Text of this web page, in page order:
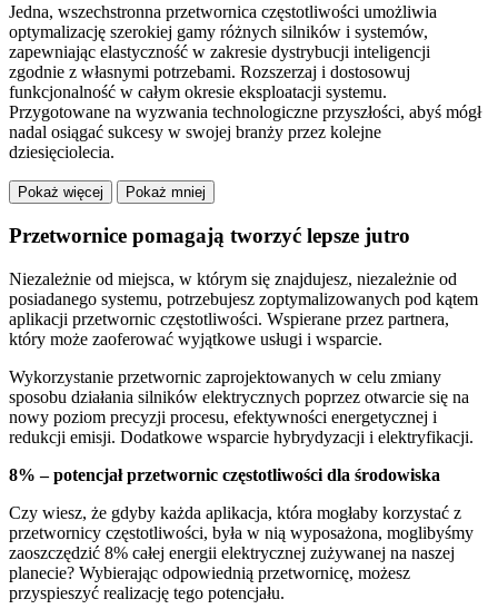
Jedna, wszechstronna przetwornica częstotliwości umożliwia
optymalizację szerokiej gamy różnych silników i systemów,
zapewniając elastyczność w zakresie dystrybucji inteligencji
zgodnie z własnymi potrzebami. Rozszerzaj i dostosowuj
funkcjonalność w całym okresie eksploatacji systemu.
Przygotowane na wyzwania technologiczne przyszłości, abyś mógł
nadal osiągać sukcesy w swojej branży przez kolejne
dziesięciolecia.
Pokaż więcej Pokaż mniej
Przetwornice pomagają tworzyć lepsze jutro
Niezależnie od miejsca, w którym się znajdujesz, niezależnie od
posiadanego systemu, potrzebujesz zoptymalizowanych pod kątem
aplikacji przetwornic częstotliwości. Wspierane przez partnera,
który może zaoferować wyjątkowe usługi i wsparcie.
Wykorzystanie przetwornic zaprojektowanych w celu zmiany
sposobu działania silników elektrycznych poprzez otwarcie się na
nowy poziom precyzji procesu, efektywności energetycznej i
redukcji emisji. Dodatkowe wsparcie hybrydyzacji i elektryfikacji.
8% – potencjał przetwornic częstotliwości dla środowiska
Czy wiesz, że gdyby każda aplikacja, która mogłaby korzystać z
przetwornicy częstotliwości, była w nią wyposażona, moglibyśmy
zaoszczędzić 8% całej energii elektrycznej zużywanej na naszej
planecie? Wybierając odpowiednią przetwornicę, możesz
przyspieszyć realizację tego potencjału.